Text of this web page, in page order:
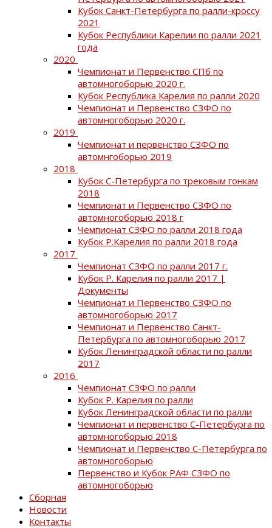
Кубок Санкт-Петербурга по ралли-кроссу
2021
Кубок Республики Карелии по ралли 2021
года
2020
Чемпионат и Первенство СПб по
автомногоборью 2020 г.
Кубок Республика Карелия по ралли 2020
Чемпионат и Первенство СЗФО по
автомногоборью 2020 г.
2019
Чемпионат и первенство СЗФО по
автомнгоборью 2019
2018
Кубок С-Петербурга по трековым гонкам
2018
Чемпионат и Первенство СЗФО по
автомногоборью 2018 г
Чемпионат СЗФО по ралли 2018 года
Кубок Р.Карелия по ралли 2018 года
2017
Чемпионат СЗФО по ралли 2017 г.
Кубок Р. Карелия по ралли 2017 |
Документы
Чемпионат и Первенство СЗФО по
автомногоборью 2017
Чемпионат и Первенство Санкт-
Петербурга по автомногоборью 2017
Кубок Ленинградской области по ралли
2017
2016
Чемпионат СЗФО по ралли
Кубок Р. Карелия по ралли
Кубок Ленинградской области по ралли
Чемпионат и первенство С-Петербурга по
автомногоборью 2018
Чемпионат и Первенство С-Петербурга по
автомногоборью
Первенство и Кубок РАФ СЗФО по
автомногоборью
Сборная
Новости
Контакты